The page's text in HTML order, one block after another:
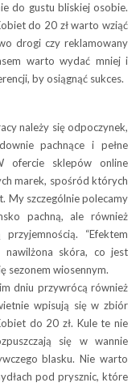
do gustu bliskiej osobie.
do 20 zł warto wziąć
drogi czy reklamowany
warto wydać mniej i
by osiągnąć sukces.
należy się odpoczynek,
pachnące i pełne
ofercie sklepów online
marek, spośród których
My szczególnie polecamy
pachną, ale również
“Efektem
nawilżona skóra, co jest
sezonem wiosennym.
dniu przywrócą również
wpisują się w zbiór
do 20 zł. Kule te nie
się w wannie
blasku. Nie warto
pod prysznic, które